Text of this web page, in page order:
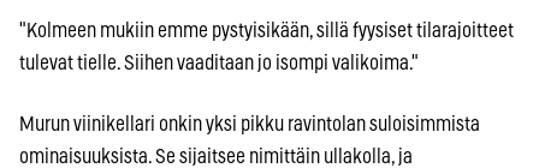
"Kolmeen mukiin emme pystyisikään, sillä fyysiset tilarajoitteet
tulevat tielle. Siihen vaaditaan jo isompi valikoima."
Murun viinikellari onkin yksi pikku ravintolan suloisimmista
ominaisuuksista. Se sijaitsee nimittäin ullakolla, ja